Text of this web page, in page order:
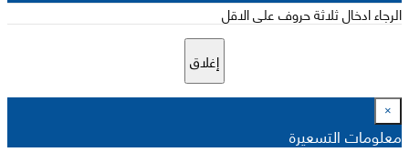
الرجاء ادخال ثلاثة حروف على الاقل
إغلاق
×
معلومات التسعيرة